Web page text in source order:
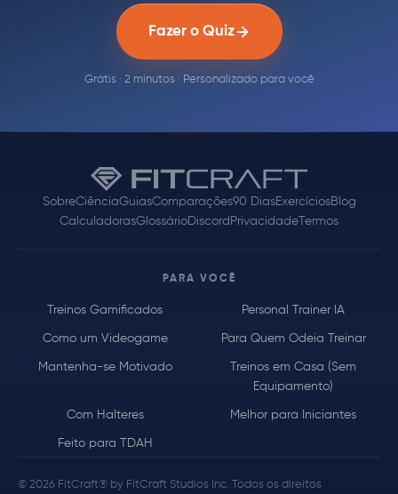
Fazer o Quiz
Grátis · 2 minutos · Personalizado para você
SobreCiênciaGuiasComparações90 DiasExercíciosBlog
CalculadorasGlossárioDiscord Privacidade Termos
PARA VOCÊ
Treinos Gamificados Personal Trainer IA
Como um Videogame Para Quem Odeia Treinar
Mantenha-se Motivado
Treinos em Casa (Sem
Equipamento)
Com Halteres Melhor para Iniciantes
Feito para TDAH
© 2026 FitCraft® by FitCraft Studios Inc. Todos os direitos